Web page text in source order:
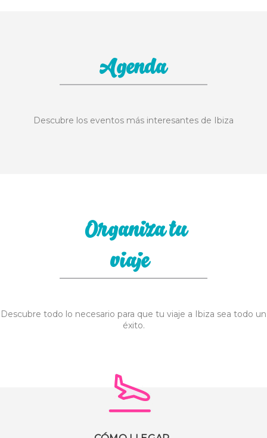
Agenda
Descubre los eventos más interesantes de Ibiza
Organiza tu
viaje
Descubre todo lo necesario para que tu viaje a Ibiza sea todo un
éxito.